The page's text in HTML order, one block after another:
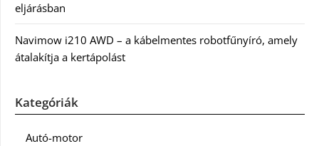
eljárásban
Navimow i210 AWD – a kábelmentes robotfűnyíró, amely
átalakítja a kertápolást
Kategóriák
Autó-motor